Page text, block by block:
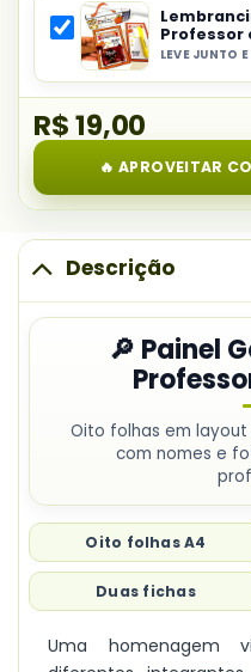
Dia
Professores
Editável
do
combo:
Kit
Dia
dos
Professores
Selecionar
item
do
Dia
do
Professor
Três
Modelos
Professor
↗
LEVE JUNTO
R$ 19,00
🔥 APROVEITAR
Descrição
🔎 Painel
Oito folhas em
com nomes e
Oito folhas A4
Duas fichas
Uma homenagem